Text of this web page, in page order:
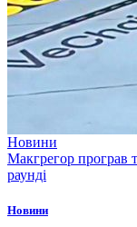
Новини
Макгрегор програв
раунді
Новини